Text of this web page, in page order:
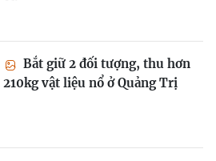
Bắt giữ 2 đối tượng, thu hơn
210kg vật liệu nổ ở Quảng Trị